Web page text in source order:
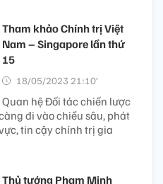
Tham khảo Chính trị Việt
Nam – Singapore lần thứ
15
18/05/2023 21:10’
Quan hệ Đối tác chiến lược
đi vào chiều sâu, phát
tin cậy chính trị gia
Thủ tướng Phạm Minh